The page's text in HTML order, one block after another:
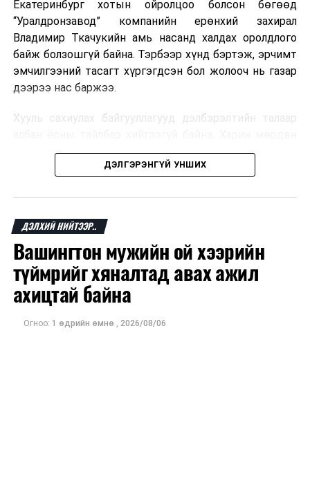
Екатеринбург хотын ойролцоо болсон бөгөөд
“Уралдронзавод” компанийн ерөнхий захирал
Владимир Ткачукийн амь насанд халдах оролдлого
байж болзошгүй байна. Тэрбээр хүнд бэртэж, эрчимт
эмчилгээний тасагт хүргэгдсэн бол жолооч нь газар
дээрээ нас баржээ.
Хууль сахиулах байгууллагууд дэлбэрэлтийн талаар
шалгах байгууллага олон нийтэд аюултай аргаар
хүний амь насанд халдахыг завдсан гэх үндэслэлээр
мэдээлжээ.
“Уралдронзавод” компани 2023 онд Екатеринбург
хотод байгуулагдсан бөгөөд нисгэгчгүй нисэх
төхөөрөмж үйлдвэрлэдэг аж. Тус компанийн 2025
оны орлого 6.2 тэрбум рубль, цэвэр ашиг нь 1.9
тэрбум рубльд хүрсэн гэж РБК мэдээлсэн байна.
Одоогоор дэлбэрэлтийн шалтгаан, хэрэгт холбоотой
ДЭЛГЭРЭНГҮЙ УНШИХ
ДЭЛХИЙ НИЙТЭЭР..
Вашингтон мужийн ой хээрийн
түймрийг хяналтад авах ажил
ахицтай байна
Огноо: 1 өдрийн өмнө , 2026/08/06